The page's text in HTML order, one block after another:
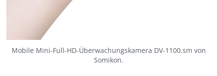
Mobile Mini-Full-HD-Überwachungskamera DV-1100.sm von
Somikon.